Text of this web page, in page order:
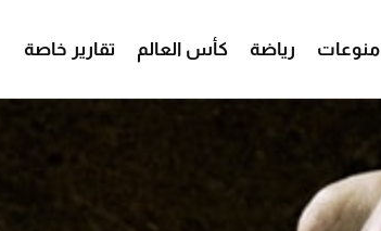
منوعات رياضة كأس العالم تقارير خاصة